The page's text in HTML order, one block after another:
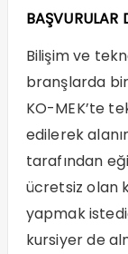
BAŞVURULAR
Bilişim ve
branşlarda bir
KO-MEK’te
edilerek
tarafından
ücretsiz olan
yapmak
kursiyer de